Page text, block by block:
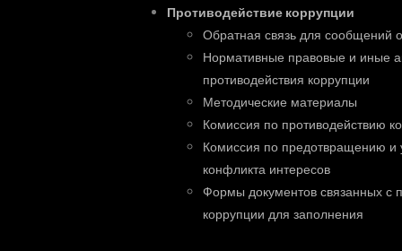
Противодействие коррупции
Обратная связь для сообщений
Нормативные правовые и иные
противодействия коррупции
Методические материалы
Комиссия по противодействию
Комиссия по предотвращению и
конфликта интересов
Формы документов связанных с
коррупции для заполнения